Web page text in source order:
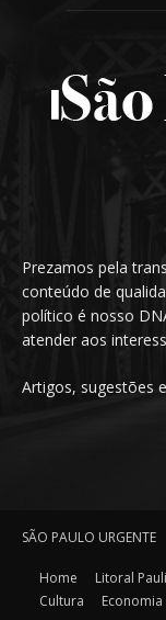
Prezamos pela
conteúdo de
político é nosso
atender aos
Artigos, sugestões
SÃO PAULO URGENTE
Home Litoral
Cultura
Economia